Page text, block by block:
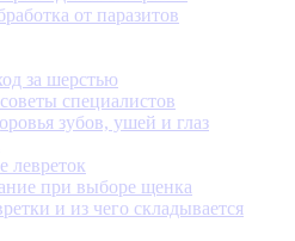
от паразитов
за шерстью
специалистов
зубов, ушей и глаз
левреток
при выборе щенка
и из чего складывается